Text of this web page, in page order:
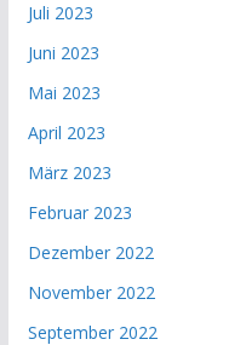
Juli 2023
Juni 2023
Mai 2023
April 2023
März 2023
Februar 2023
Dezember 2022
November 2022
September 2022